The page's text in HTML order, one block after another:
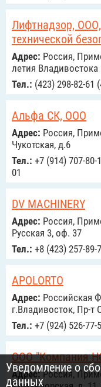
Лифтнадзор,
технической
Адрес: Россия,
летия Владивостока
Тел.: (423) 298-82-61
Альфа СК, ООО
Адрес: Россия,
Чукотская, д.6
Тел.: +7 (914) 707-80-
01
DV MACHINERY
Адрес: Россия,
Русская 3, оф. 37
Тел.: +8 (423) 257-89-
APOLORTO
Адрес: Российcкая
г.Владивосток, Пр-т
Тел.: +7 (924) 526-77-
ООО "Компания
Адрес:Россия,
Уведомление о
данных